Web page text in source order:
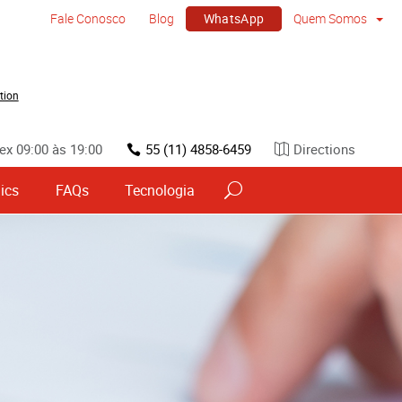
Fale Conosco Blog WhatsApp Quem Somos
09:00 às 19:00 55 (11) 4858-6459 Directions
FAQs Tecnologia